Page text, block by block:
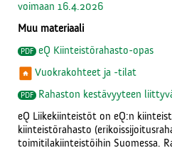
voimaan 16.4.2026
Muu materiaali
eQ Kiinteistörahasto-opas
Vuokrakohteet ja -tilat
Rahaston kestävyyteen
eQ Liikekiinteistöt on eQ:n
kiinteistö­rahasto
toimitilakiinteistöihin Suomessa.